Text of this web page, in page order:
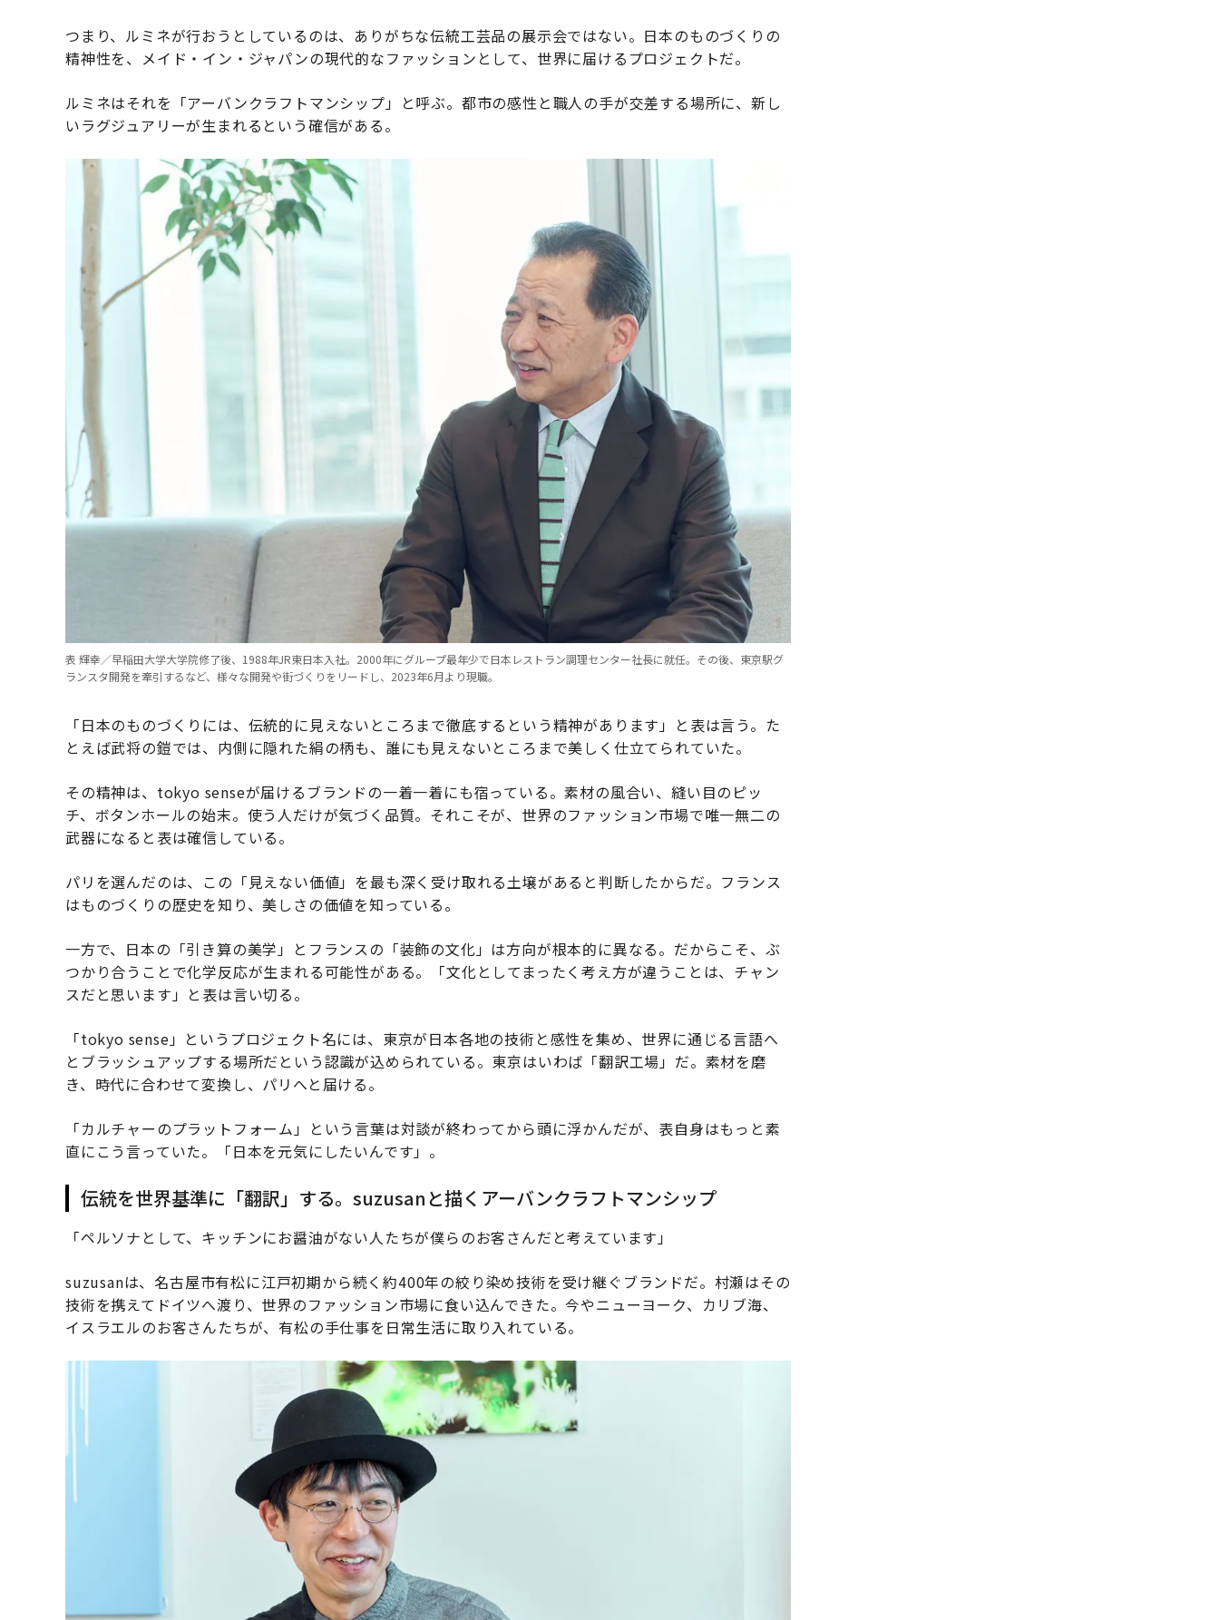
つまり、ルミネが行おうとしているのは、ありがちな伝統工芸品の展示会ではない。日本のものづくりの
精神性を、メイド・イン・ジャパンの現代的なファッションとして、世界に届けるプロジェクトだ。
ルミネはそれを「アーバンクラフトマンシップ」と呼ぶ。都市の感性と職人の手が交差する場所に、新し
いラグジュアリーが生まれるという確信がある。
表 輝幸／早稲田大学大学院修了後、1988年JR東日本入社。2000年にグループ最年少で日本レストラン調理センター社長に就任。その後、東京駅グ
ランスタ開発を牽引するなど、様々な開発や街づくりをリードし、2023年6月より現職。
「日本のものづくりには、伝統的に見えないところまで徹底するという精神があります」と表は言う。た
とえば武将の鎧では、内側に隠れた絹の柄も、誰にも見えないところまで美しく仕立てられていた。
その精神は、tokyo senseが届けるブランドの一着一着にも宿っている。素材の風合い、縫い目のピッ
チ、ボタンホールの始末。使う人だけが気づく品質。それこそが、世界のファッション市場で唯一無二の
武器になると表は確信している。
パリを選んだのは、この「見えない価値」を最も深く受け取れる土壌があると判断したからだ。フランス
はものづくりの歴史を知り、美しさの価値を知っている。
一方で、日本の「引き算の美学」とフランスの「装飾の文化」は方向が根本的に異なる。だからこそ、ぶ
つかり合うことで化学反応が生まれる可能性がある。「文化としてまったく考え方が違うことは、チャン
スだと思います」と表は言い切る。
「tokyo sense」というプロジェクト名には、東京が日本各地の技術と感性を集め、世界に通じる言語へ
とブラッシュアップする場所だという認識が込められている。東京はいわば「翻訳工場」だ。素材を磨
き、時代に合わせて変換し、パリへと届ける。
「カルチャーのプラットフォーム」という言葉は対談が終わってから頭に浮かんだが、表自身はもっと素
直にこう言っていた。「日本を元気にしたいんです」。
伝統を世界基準に「翻訳」する。suzusanと描くアーバンクラフトマンシップ
「ペルソナとして、キッチンにお醤油がない人たちが僕らのお客さんだと考えています」
suzusanは、名古屋市有松に江戸初期から続く約400年の絞り染め技術を受け継ぐブランドだ。村瀬はその
技術を携えてドイツへ渡り、世界のファッション市場に食い込んできた。今やニューヨーク、カリブ海、
イスラエルのお客さんたちが、有松の手仕事を日常生活に取り入れている。